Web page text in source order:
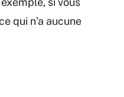
qui n’a aucune